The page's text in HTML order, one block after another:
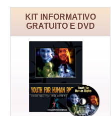
KIT INFORMATIVO
GRATUITO E DVD